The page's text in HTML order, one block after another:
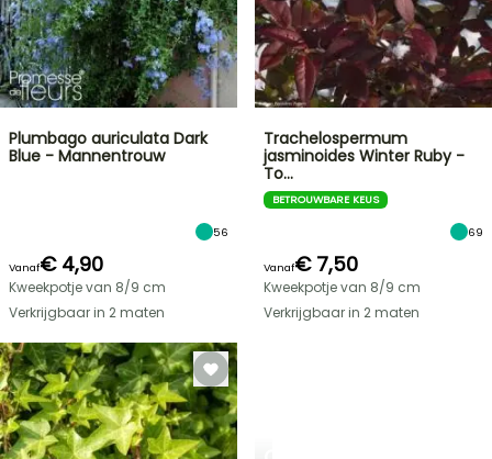
Plumbago auriculata Dark
Blue - Mannentrouw
56
Vanaf€ 4,90
Kweekpotje van 8/9 cm
Verkrijgbaar in 2 maten
Trachelospermum
jasminoides Winter Ruby -
To…
BETROUWBARE KEUS
69
Vanaf€ 7,50
Kweekpotje van 8/9 cm
Verkrijgbaar in 2 maten